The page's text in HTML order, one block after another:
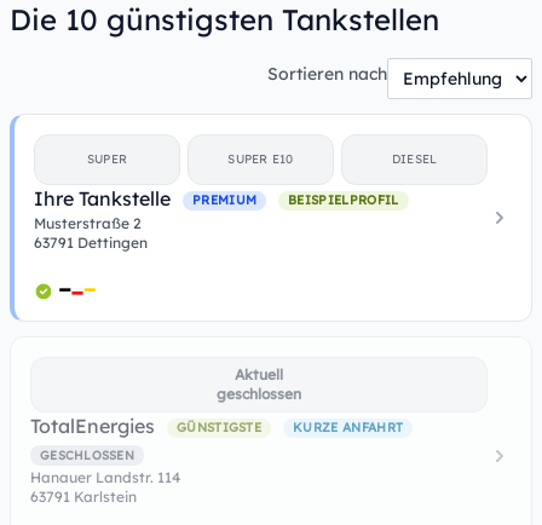
Die 10 günstigsten Tankstellen
Sortieren nach
SUPER SUPER E10 DIESEL
Ihre Tankstelle PREMIUM BEISPIELPROFIL
Musterstraße 2
63791 Dettingen
Aktuell
geschlossen
TotalEnergies GÜNSTIGSTE
KURZE ANFAHRT
GESCHLOSSEN
Hanauer Landstr. 114
63791 Karlstein